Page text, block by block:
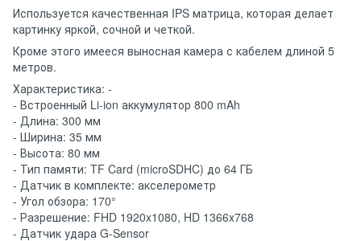
Используется качественная IPS матрица, которая делает
картинку яркой, сочной и четкой.
Кроме этого имееся выносная камера с кабелем длиной 5
метров.
Характеристика: -
- Встроенный Li-ion аккумулятор 800 mAh
- Длина: 300 мм
- Ширина: 35 мм
- Высота: 80 мм
- Тип памяти: TF Card (microSDHC) до 64 ГБ
- Датчик в комплекте: акселерометр
- Угол обзора: 170°
- Разрешение: FHD 1920x1080, HD 1366x768
- Датчик удара G-Sensor